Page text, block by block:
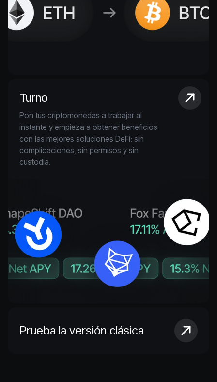
Turno
Pon tus criptomonedas a trabajar al
instante y empieza a obtener beneficios
con las mejores soluciones DeFi: sin
complicaciones, sin permisos y sin
custodia.
Prueba la versión clásica